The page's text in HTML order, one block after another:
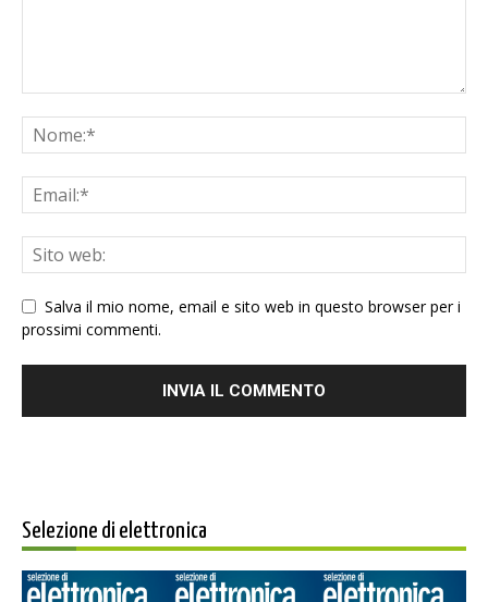
Salva il mio nome, email e sito web in questo browser per i
prossimi commenti.
Selezione di elettronica